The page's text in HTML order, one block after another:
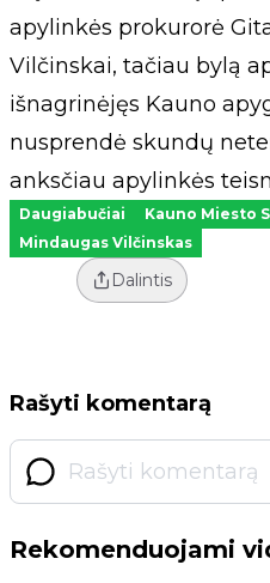
apylinkės prokurorė
Vilčinskai, tačiau bylą
išnagrinėjęs Kauno
nusprendė skundų
anksčiau apylinkės
Daugiabučiai
Kauno Miesto
Mindaugas Vilčinskas
Dalintis
Rašyti komentarą
Rekomenduojami